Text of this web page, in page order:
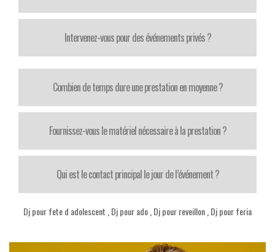
Intervenez-vous pour des événements privés ?
Combien de temps dure une prestation en moyenne ?
Fournissez-vous le matériel nécessaire à la prestation ?
Qui est le contact principal le jour de l’événement ?
Dj pour fete d adolescent Dj pour ado Dj pour reveillon Dj pour feria